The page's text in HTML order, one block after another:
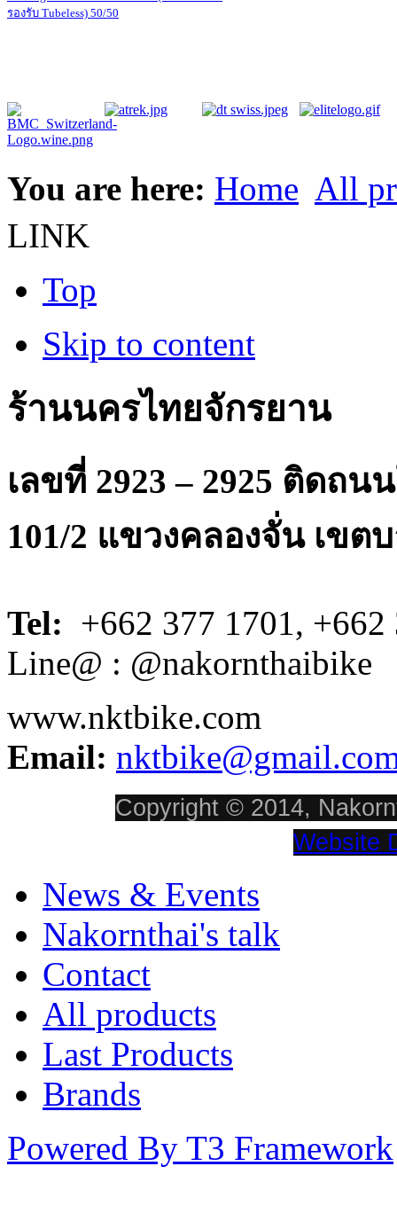
รองรับ Tubeless) 50/50
You are here: Home All
LINK
Top
Skip to content
ร้านนครไทยจักรยาน
เลขที่ 2923 – 2925 ติดถ
101/2 แขวงคลองจั่น เขต
Tel: +662 377 1701,
Line@ : @nakornthaibike
www.nktbike.com
Email:
Copyright © 2014,
Website
News & Events
Nakornthai's talk
Contact
All products
Last Products
Brands
Powered By T3 Framework